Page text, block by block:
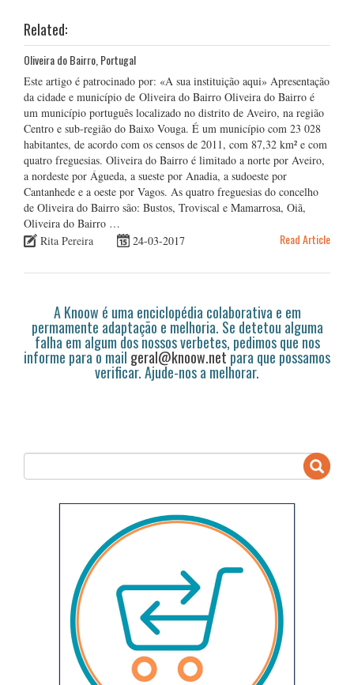
Related:
Oliveira do Bairro, Portugal
Este artigo é patrocinado por: «A sua instituição aqui» Apresentação
da cidade e município de Oliveira do Bairro Oliveira do Bairro é
um município português localizado no distrito de Aveiro, na região
Centro e sub-região do Baixo Vouga. É um município com 23 028
habitantes, de acordo com os censos de 2011, com 87,32 km² e com
quatro freguesias. Oliveira do Bairro é limitado a norte por Aveiro,
a nordeste por Águeda, a sueste por Anadia, a sudoeste por
Cantanhede e a oeste por Vagos. As quatro freguesias do concelho
de Oliveira do Bairro são: Bustos, Troviscal e Mamarrosa, Oiã,
Oliveira do Bairro …
Rita Pereira
24-03-2017 Read Article
A Knoow é uma enciclopédia colaborativa e em
permamente adaptação e melhoria. Se detetou alguma
falha em algum dos nossos verbetes, pedimos que nos
informe para o mail geral@knoow.netpara que possamos
verificar. Ajude-nos a melhorar.